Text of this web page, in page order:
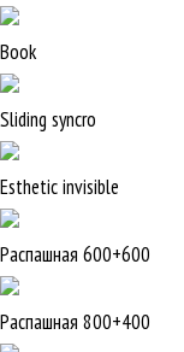
Book
Sliding syncro
Esthetic invisible
Распашная 600+600
Распашная 800+400